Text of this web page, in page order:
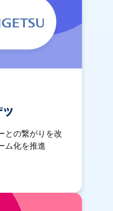
ツ
との繋がりを改
ム化を推進